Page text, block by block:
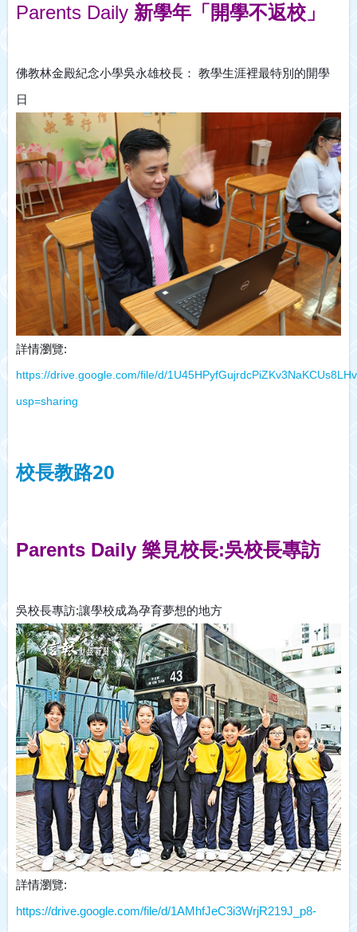
Parents Daily 新學年「開學不返校」
佛教林金殿紀念小學吳永雄校長： 教學生涯裡最特別的開學
日
詳情瀏覽:
https://drive.google.com/file/d/
usp=sharing
校長教路20
Parents Daily 樂見校長:吳校長專訪
吳校長專訪:讓學校成為孕育夢想的地方
詳情瀏覽:
https://drive.google.com/file/d/1AMhfJeC3i3WrjR219J_p8-